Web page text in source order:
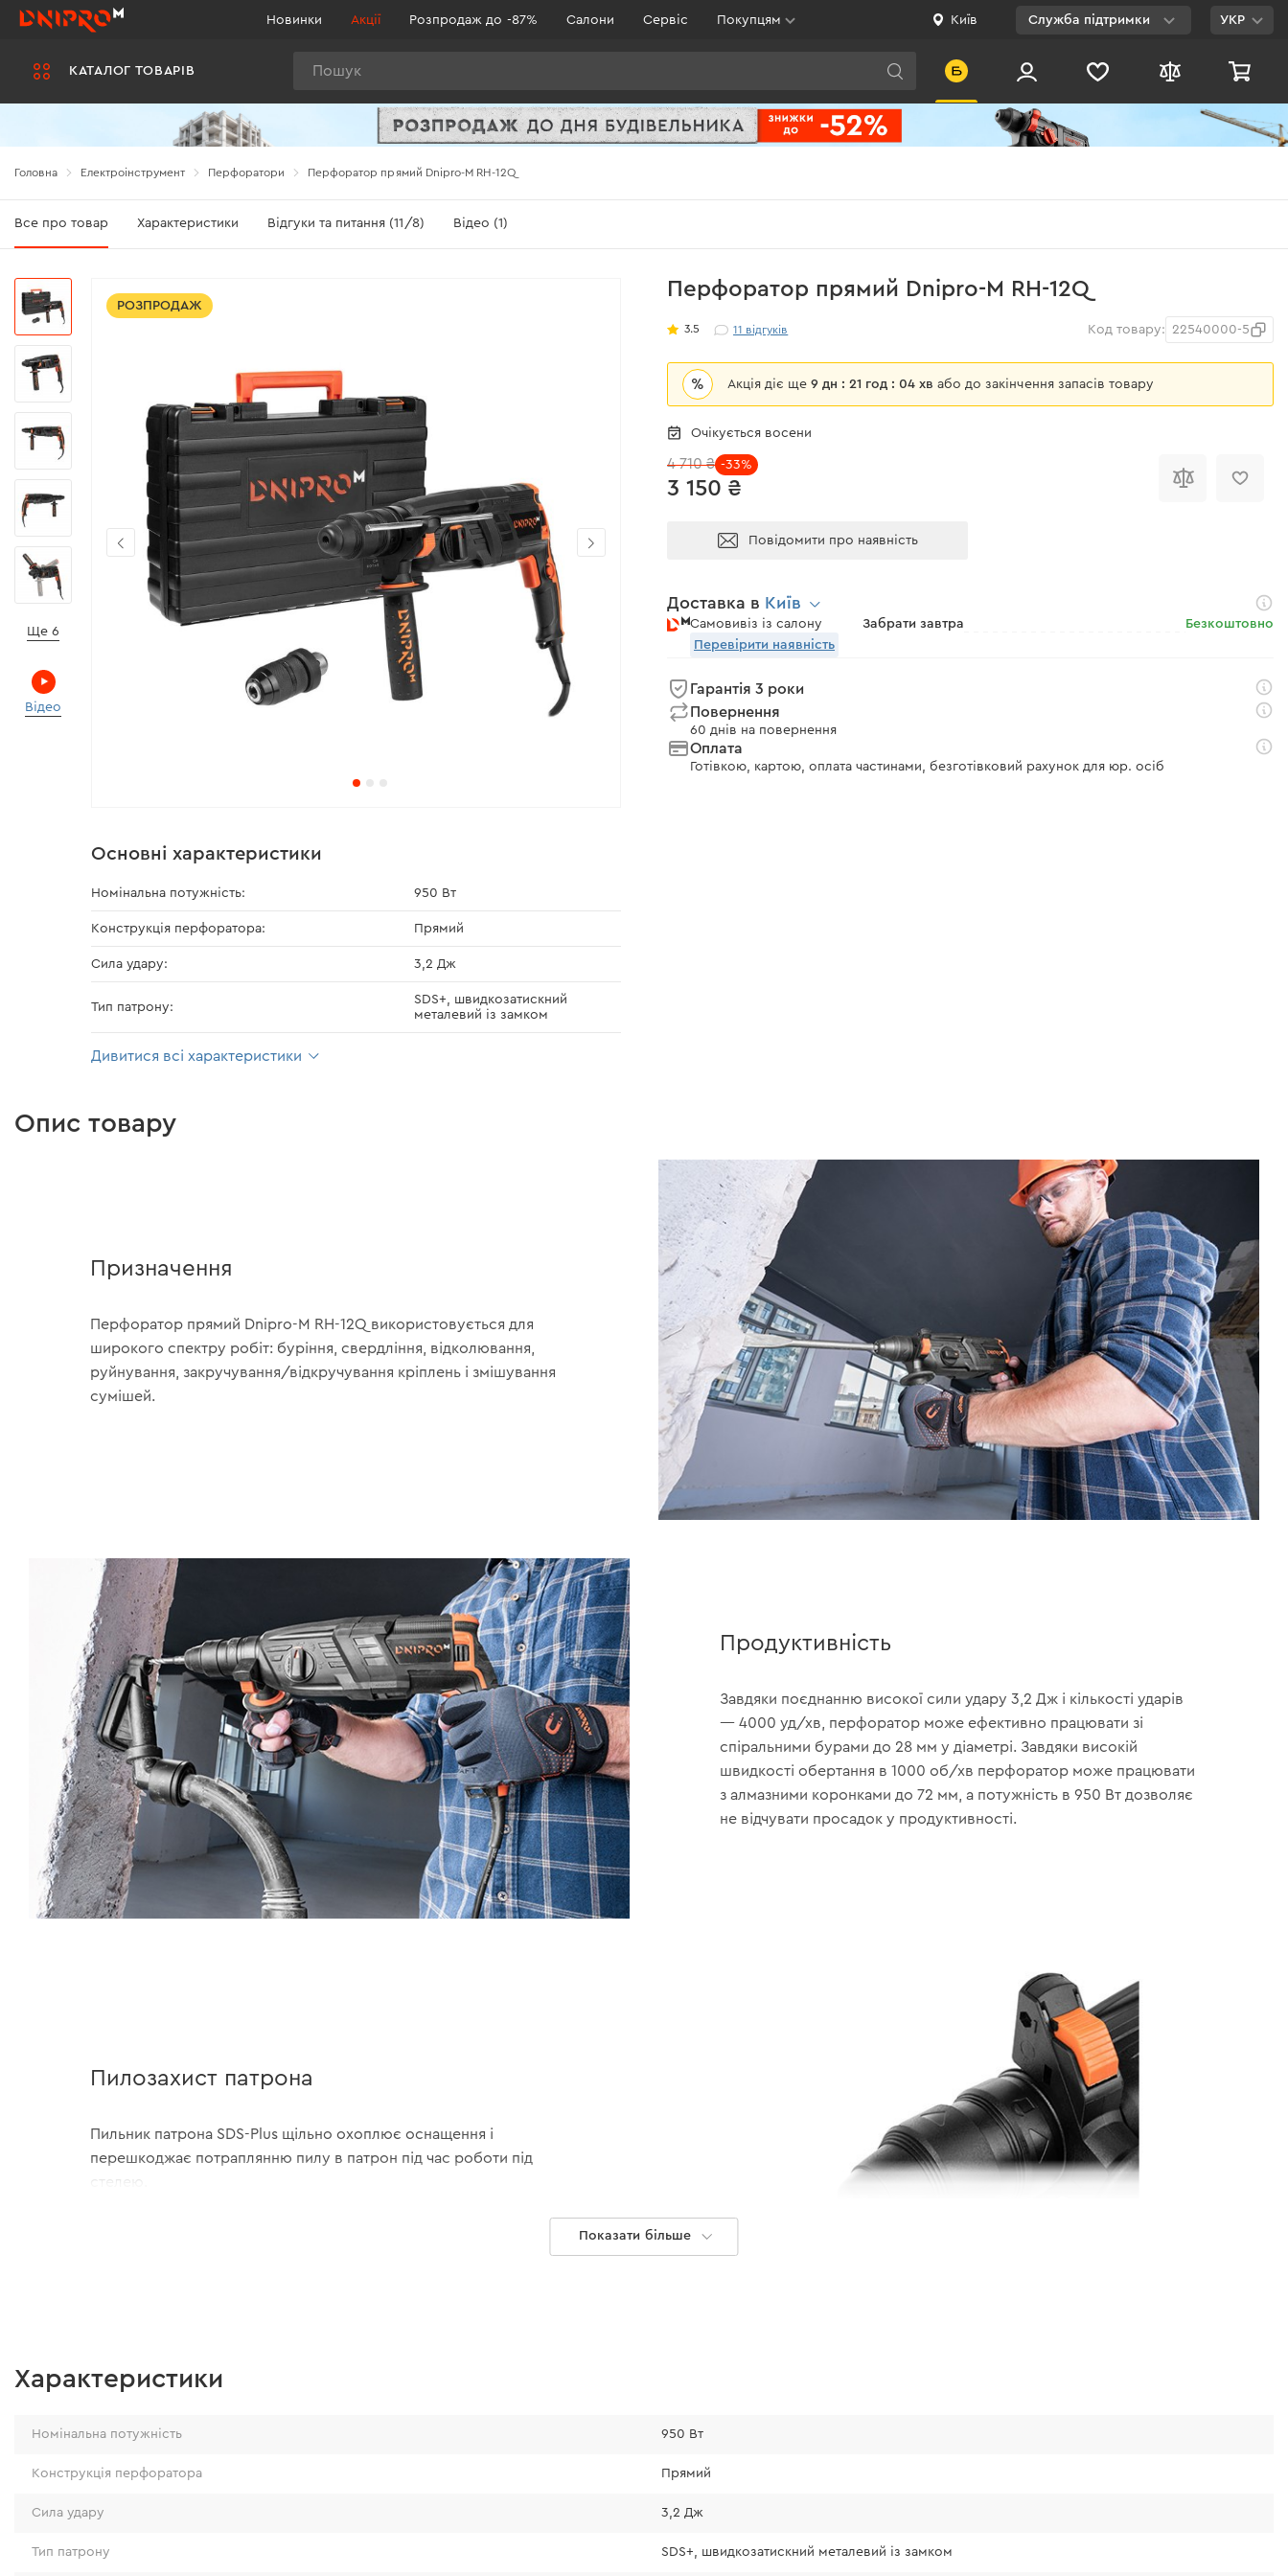
КАТАЛОГ ТОВАРІВ
Новинки Акції Розпродаж до -87% Салони Сервіс Покупцям Київ Служба підтримки
Viber
0 800 200 500
Безкоштовно по
УКР
Головна Електроінструмент Перфоратори Перфоратор прямий Dnipro-M RH-12Q
Все про товар Характеристики Відгуки та питання (11/8) Відео (1)
Перфоратор прямий Dnipro-M RH-12Q
3.5 11 відгуків Код товару: 22540000-5
% Акція діє ще9 дн : 21 год : 04 хвабо до закінчення запасів товару
Очікується восени
3 150 ₴
4 710 ₴ -33%
Повідомити про наявність
Доставка в Київ
Самовивіз із салону Забрати завтра
Безкоштовно
Перевірити наявність
Гарантія 3 роки
Повернення
60 днів на повернення
Оплата
Готівкою, картою, оплата частинами, безготівковий рахунок для юр. осіб
Ще 6
Відео
РОЗПРОДАЖ
Основні характеристики
Номінальна потужність: 950 Вт
Конструкція перфоратора: Прямий
Сила удару: 3,2 Дж
Тип патрону:
SDS+, швидкозатискний
металевий із замком
Дивитися всі характеристики
Опис товару
Призначення
Перфоратор прямий Dnipro-M RH-12Q використовується для
широкого спектру робіт: буріння, свердління, відколювання,
руйнування, закручування/відкручування кріплень і змішування
сумішей.
Продуктивність
Завдяки поєднанню високої сили удару 3,2 Дж і кількості ударів
— 4000 уд/хв, перфоратор може ефективно працювати зі
спіральними бурами до 28 мм у діаметрі. Завдяки високій
швидкості обертання в 1000 об/хв перфоратор може працювати
з алмазними коронками до 72 мм, а потужність в 950 Вт дозволяє
не відчувати просадок у продуктивності.
Пилозахист патрона
Пильник патрона SDS-Plus щільно охоплює оснащення і
перешкоджає потраплянню пилу в патрон під час роботи під
хвостовиком, перетворюючи перфоратор на
Показати більше
Характеристики
Номінальна потужність 950 Вт
Конструкція перфоратора Прямий
Сила удару 3,2 Дж
Тип патрону SDS+, швидкозатискний металевий із замком